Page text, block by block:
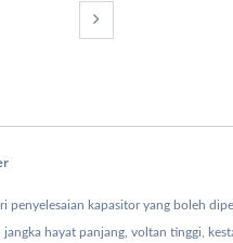
kapasitor yang boleh
hayat panjang, voltan tinggi,